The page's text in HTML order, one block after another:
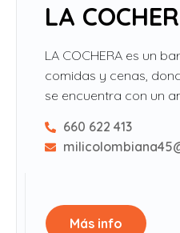
LA
LA COCHERA es un
comidas y cenas,
se encuentra con un
660 622 413
Más info